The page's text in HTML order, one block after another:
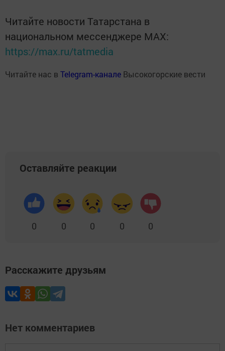
Читайте новости Татарстана в
национальном мессенджере MАХ:
https://max.ru/tatmedia
Читайте нас в Telegram-канале Высокогорские вести
Оставляйте реакции
0 0 0 0 0
Расскажите друзьям
Нет комментариев